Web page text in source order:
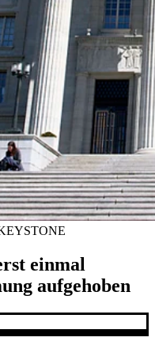
einmal
aufgehoben